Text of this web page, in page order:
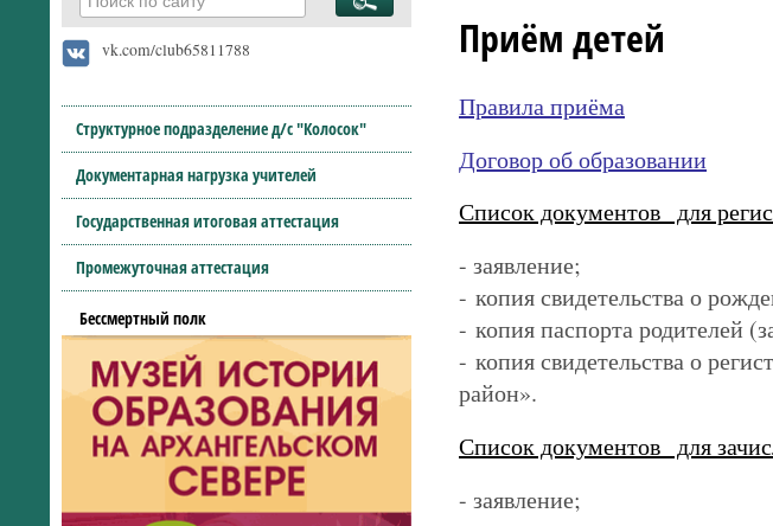
vk.com/club65811788
Структурное подразделение д/с "Колосок"
Документарная нагрузка учителей
Государственная итоговая аттестация
Промежуточная аттестация
Бессмертный полк
Приём детей
Правила приёма
Договор об образовании
Список документов для
- заявление;
- копия свидетельства о
- копия паспорта родителей
- копия свидетельства о
район».
Список документов для
- заявление;